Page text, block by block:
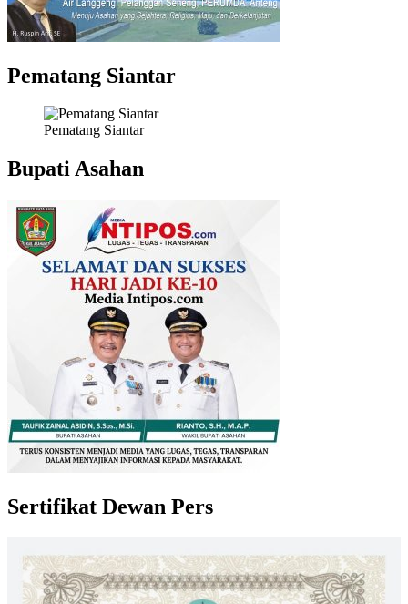
Pematang Siantar
Pematang Siantar
Bupati Asahan
Sertifikat Dewan Pers